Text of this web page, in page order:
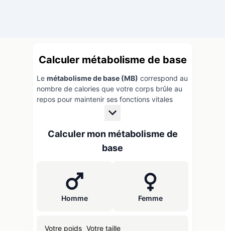
Calculer métabolisme de base
Le métabolisme de base (MB) correspond au
nombre de calories que votre corps brûle au
repos pour maintenir ses fonctions vitales
(respiration, circulation sanguine, régulation
métabolisme basal est essentiel pour
que ce soit pour perdre du poids, maintenir
Comment calculer le métabolisme de base ?
les personnes en surpoids et les seniors de
Calculer mon métabolisme de
base​
Homme Femme
Votre poids Votre taille